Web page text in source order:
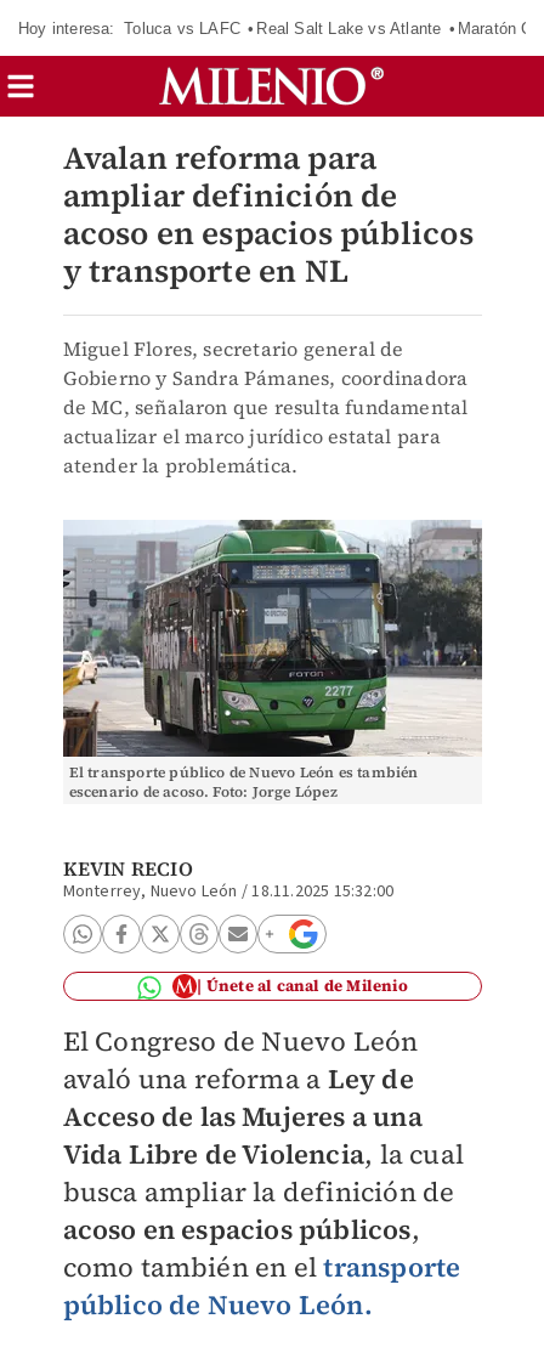
Hoy interesa: Toluca vs LAFC Real Salt Lake vs Atlante Maratón
Avalan reforma para
ampliar definición de
acoso en espacios públicos
y transporte en NL
Miguel Flores, secretario general de
Gobierno y Sandra Pámanes, coordinadora
de MC, señalaron que resulta fundamental
actualizar el marco jurídico estatal para
atender la problemática.
El transporte público de Nuevo León es también
escenario de acoso. Foto: Jorge López
KEVIN RECIO
Monterrey, Nuevo León /18.11.2025 15:32:00
Únete al canal de Milenio
El Congreso de Nuevo León
avaló una reforma a Ley de
Acceso de las Mujeres a una
Vida Libre de Violencia, la cual
busca ampliar la definición de
acoso en espacios públicos,
como también en eltransporte
público de Nuevo León.